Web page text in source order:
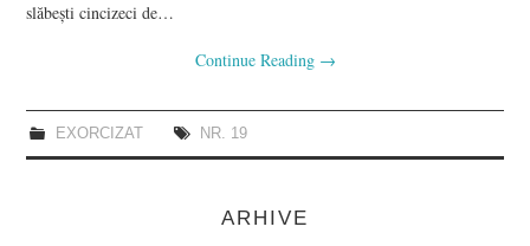
slăbeşti cincizeci de…
Continue Reading →
EXORCIZAT NR. 19
ARHIVE